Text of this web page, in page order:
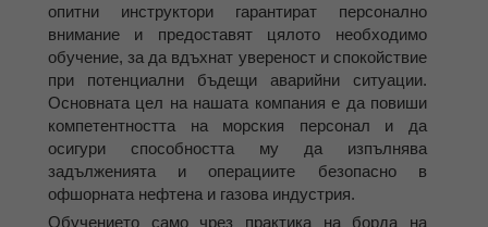
опитни инструктори гарантират персонално
внимание и предоставят цялото необходимо
обучение, за да вдъхнат увереност и спокойствие
при потенциални бъдещи аварийни ситуации.
Основната цел на нашата компания е да повиши
компетентността на морския персонал и да
осигури способността му да изпълнява
задълженията и операциите безопасно в
офшорната нефтена и газова индустрия.
Обучението само чрез практика на борда на